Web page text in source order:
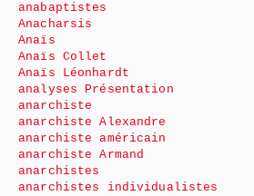
anabaptistes
Anacharsis
Anaïs
Anaïs Collet
Anaïs Léonhardt
analyses Présentation
anarchiste
anarchiste Alexandre
anarchiste américain
anarchiste Armand
anarchistes
anarchistes individualistes